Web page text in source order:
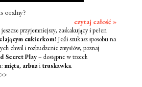
oralny?
czytaj całość »
przyjemniejszy, zaskakujący i pełen
cukierkom! Jeśli szukasz sposobu na
chwil i rozbudzenie zmysłów, poznaj
Secret Play– dostępne w trzech
mięta, arbuzitruskawka.